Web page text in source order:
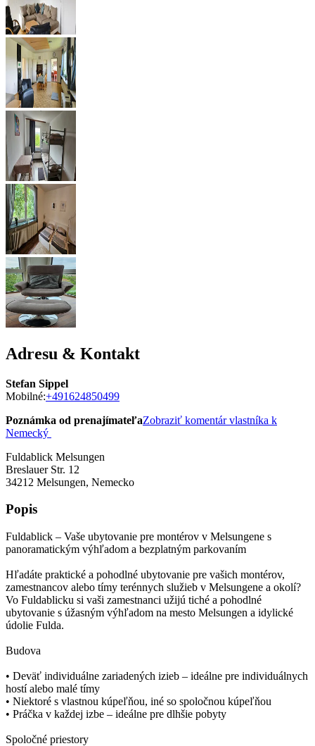
Adresu & Kontakt
Stefan Sippel
Mobilné:+491624850499
Poznámka od prenajímateľaZobraziť komentár vlastníka k
Nemecký
Fuldablick Melsungen
Breslauer Str. 12
34212 Melsungen, Nemecko
Popis
Fuldablick – Vaše ubytovanie pre montérov v Melsungene s
panoramatickým výhľadom a bezplatným parkovaním
Hľadáte praktické a pohodlné ubytovanie pre vašich montérov,
zamestnancov alebo tímy terénnych služieb v Melsungene a okolí?
Vo Fuldablicku si vaši zamestnanci užijú tiché a pohodlné
ubytovanie s úžasným výhľadom na mesto Melsungen a idylické
údolie Fulda.
Budova
• Deväť individuálne zariadených izieb – ideálne pre individuálnych
hostí alebo malé tímy
• Niektoré s vlastnou kúpeľňou, iné so spoločnou kúpeľňou
• Práčka v každej izbe – ideálne pre dlhšie pobyty
Spoločné priestory